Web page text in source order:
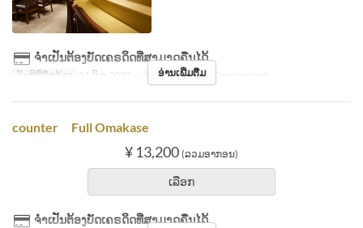
ຈຳເປັນຕ້ອງບັດເຄຣດິດທີ່ສາມາດຄືນໄດ້
ວັນທີທີ່ຖືກຕ້ອງ 01 ມິ.ຖ 2023 ~ ປະເພດບ່ອນນັ່ງ Counter seats
ອ່ານເພີ່ມຕື່ມ
counter Full Omakase
¥ 13,200 (ລວມອາກອນ)
ເລືອກ
ຈຳເປັນຕ້ອງບັດເຄຣດິດທີ່ສາມາດຄືນໄດ້